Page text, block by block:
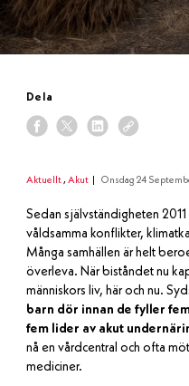
Dela
Aktuellt,Akut Onsdag 24
Sedan självständigheten
våldsamma konflikter,
Många samhällen är helt
överleva. När biståndet nu
människors liv, här och nu.
barn dör innan de fyller
fem lider av akut
nå en vårdcentral och ofta
mediciner.